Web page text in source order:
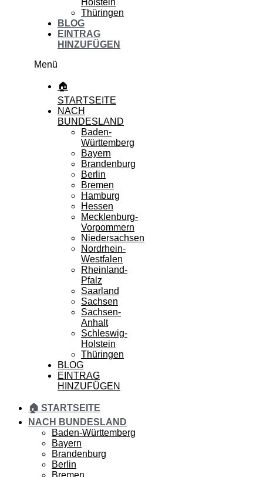
Holstein
Thüringen
BLOG
EINTRAG
HINZUFÜGEN
Menü
🏠
STARTSEITE
NACH
BUNDESLAND
Baden-
Württemberg
Bayern
Brandenburg
Berlin
Bremen
Hamburg
Hessen
Mecklenburg-
Vorpommern
Niedersachsen
Nordrhein-
Westfalen
Rheinland-
Pfalz
Saarland
Sachsen
Sachsen-
Anhalt
Schleswig-
Holstein
Thüringen
BLOG
EINTRAG
HINZUFÜGEN
🏠 STARTSEITE
NACH BUNDESLAND
Baden-Württemberg
Bayern
Brandenburg
Berlin
Bremen